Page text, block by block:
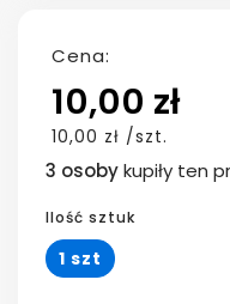
Cena:
10,00 zł
10,00 zł /szt.
3 osobykupiły ten
Ilość sztuk
1 szt